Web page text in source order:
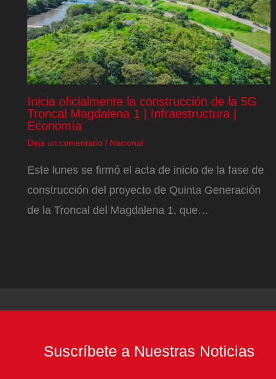
Inicia oficialmente la construcción de la 5G
Troncal Magdalena 1 | Infraestructura |
Economía
Deja un comentario / Nacional
Este lunes se firmó el acta de inicio de la fase de
construcción del proyecto de Quinta Generación
de la Troncal del Magdalena 1, que…
Suscríbete a Nuestras Noticias